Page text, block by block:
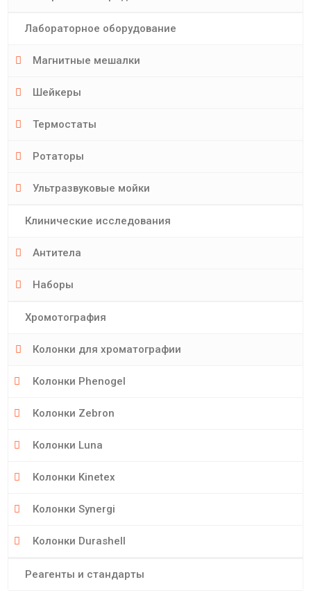
Лабораторное оборудование
Магнитные мешалки
Шейкеры
Термостаты
Ротаторы
Ультразвуковые мойки
Клинические исследования
Антитела
Наборы
Хромотография
Колонки для хроматографии
Колонки Phenogel
Колонки Zebron
Колонки Luna
Колонки Kinetex
Колонки Synergi
Колонки Durashell
Реагенты и стандарты